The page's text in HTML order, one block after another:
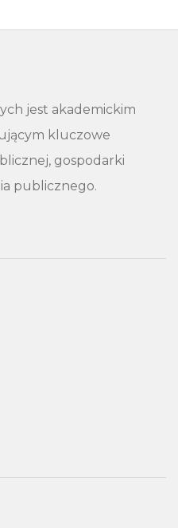
jest akademickim
kluczowe
gospodarki
publicznego.